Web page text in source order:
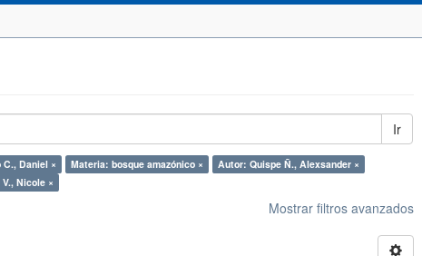
Ir
Daniel × Materia: bosque amazónico ×
Autor: Quispe Ñ., Alexsander ×
Nicole ×
Mostrar filtros avanzados